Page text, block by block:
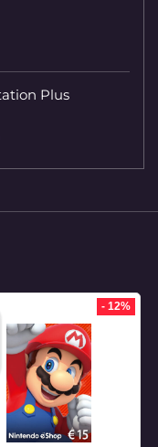
MAD.
Plus
prix :
- 12%